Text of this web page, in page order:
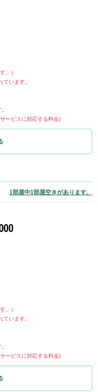
。）
います。
ービスに対応する料金)
1部屋中1部屋空きがあります。
。）
います。
ービスに対応する料金)